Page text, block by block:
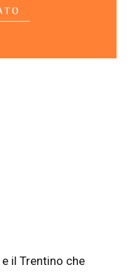
il Trentino che